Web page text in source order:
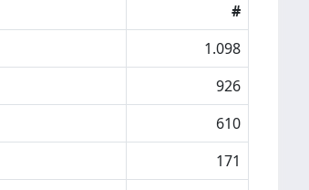
#
1.098
926
610
171